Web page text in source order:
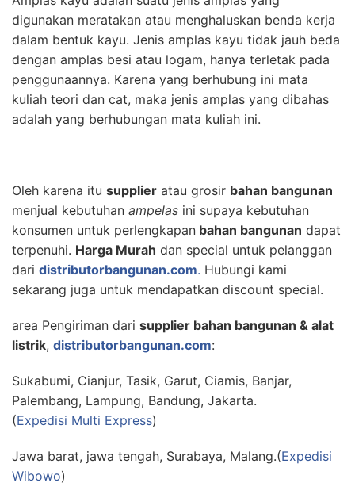
digunakan meratakan atau menghaluskan benda kerja
dalam bentuk kayu. Jenis amplas kayu tidak jauh beda
dengan amplas besi atau logam, hanya terletak pada
penggunaannya. Karena yang berhubung ini mata
kuliah teori dan cat, maka jenis amplas yang dibahas
adalah yang berhubungan mata kuliah ini.
Oleh karena itu supplier atau grosir bahan bangunan
menjual kebutuhan ampelas ini supaya kebutuhan
konsumen untuk perlengkapan bahan bangunan dapat
terpenuhi. Harga Murah dan special untuk pelanggan
dari distributorbangunan.com. Hubungi kami
sekarang juga untuk mendapatkan discount special.
area Pengiriman dari supplier bahan bangunan & alat
listrik, distributorbangunan.com:
Sukabumi, Cianjur, Tasik, Garut, Ciamis, Banjar,
Palembang, Lampung, Bandung, Jakarta.
(Expedisi Multi Express)
Jawa barat, jawa tengah, Surabaya, Malang.(Expedisi
Wibowo)